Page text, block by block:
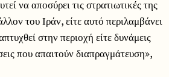
να αποσύρει τις στρατιωτικές της
του Ιράν, είτε αυτό περιλαμβάνει
στην περιοχή είτε δυνάμεις
που απαιτούν διαπραγμάτευση»,